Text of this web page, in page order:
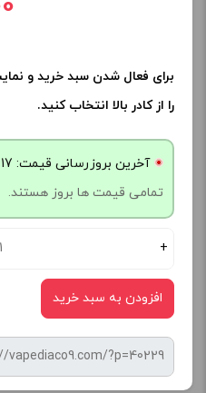
برای فعال شدن سبد خرید و
را از کادر بالا انتخاب کنید.
آخرین بروزرسانی قیمت: 17 ساعت پیش
تمامی قیمت ها بروز هستند.
+
افزودن به سبد خرید